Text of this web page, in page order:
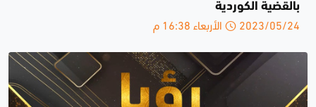
بالقضية الكوردية
2023/05/24 الأربعاء 16:38 م